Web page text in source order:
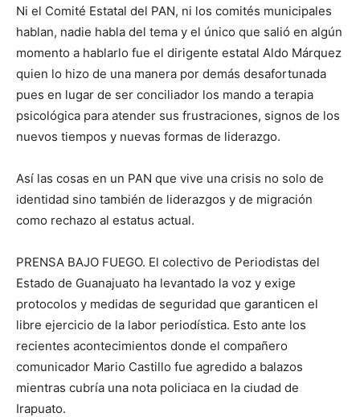
Ni el Comité Estatal del PAN, ni los comités municipales
hablan, nadie habla del tema y el único que salió en algún
momento a hablarlo fue el dirigente estatal Aldo Márquez
quien lo hizo de una manera por demás desafortunada
pues en lugar de ser conciliador los mando a terapia
psicológica para atender sus frustraciones, signos de los
nuevos tiempos y nuevas formas de liderazgo.
Así las cosas en un PAN que vive una crisis no solo de
identidad sino también de liderazgos y de migración
como rechazo al estatus actual.
PRENSA BAJO FUEGO. El colectivo de Periodistas del
Estado de Guanajuato ha levantado la voz y exige
protocolos y medidas de seguridad que garanticen el
libre ejercicio de la labor periodística. Esto ante los
recientes acontecimientos donde el compañero
comunicador Mario Castillo fue agredido a balazos
mientras cubría una nota policiaca en la ciudad de
Irapuato.